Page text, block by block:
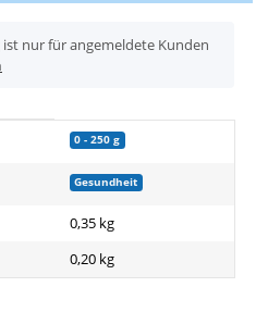
nur für angemeldete Kunden
0 - 250 g
Gesundheit
0,35 kg
0,20 kg